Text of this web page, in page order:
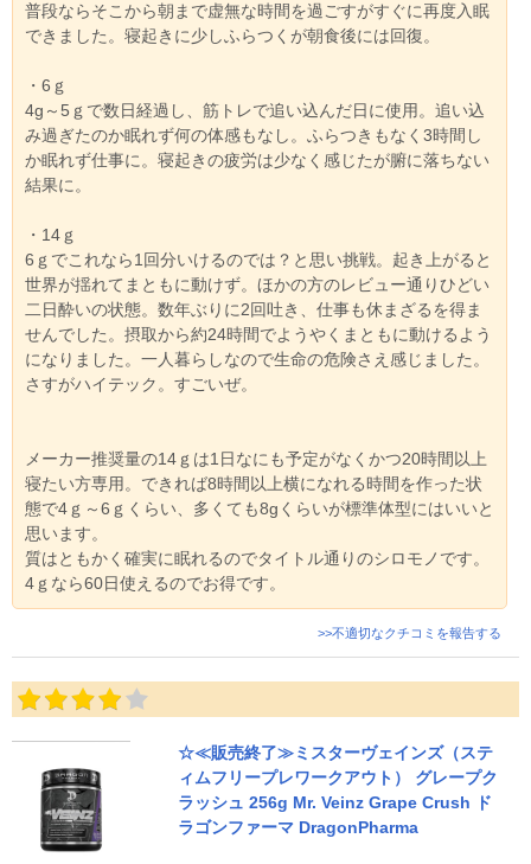
普段ならそこから朝まで虚無な時間を過ごすがすぐに再度入眠
できました。寝起きに少しふらつくが朝食後には回復。
・6ｇ
4g～5ｇで数日経過し、筋トレで追い込んだ日に使用。追い込
み過ぎたのか眠れず何の体感もなし。ふらつきもなく3時間し
か眠れず仕事に。寝起きの疲労は少なく感じたが腑に落ちない
結果に。
・14ｇ
6ｇでこれなら1回分いけるのでは？と思い挑戦。起き上がると
世界が揺れてまともに動けず。ほかの方のレビュー通りひどい
二日酔いの状態。数年ぶりに2回吐き、仕事も休まざるを得ま
せんでした。摂取から約24時間でようやくまともに動けるよう
になりました。一人暮らしなので生命の危険さえ感じました。
さすがハイテック。すごいぜ。
メーカー推奨量の14ｇは1日なにも予定がなくかつ20時間以上
寝たい方専用。できれば8時間以上横になれる時間を作った状
態で4ｇ～6ｇくらい、多くても8gくらいが標準体型にはいいと
思います。
質はともかく確実に眠れるのでタイトル通りのシロモノです。
4ｇなら60日使えるのでお得です。
>>不適切なクチコミを報告する
☆≪販売終了≫ミスターヴェインズ（ステ
ィムフリープレワークアウト） グレープク
ラッシュ 256g Mr. Veinz Grape Crush ド
ラゴンファーマ DragonPharma